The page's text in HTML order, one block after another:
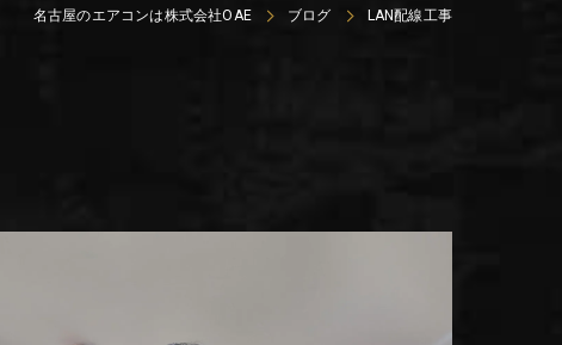
名古屋のエアコンは株式会社OAE ブログ LAN配線工事